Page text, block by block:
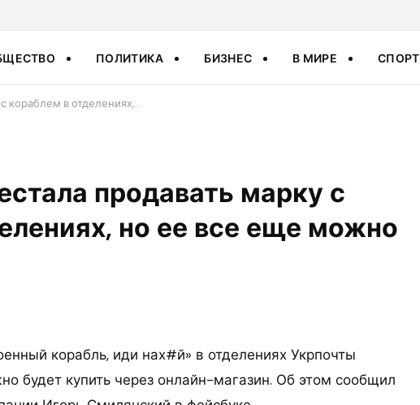
ПОЛИТИКА БИЗНЕС В МИРЕ СПОРТ
кораблем в отделениях,…
продавать марку с
но ее все еще можно
корабль, иди нах#й» в отделениях Укрпочты
будет купить через онлайн-магазин. Об этом сообщил